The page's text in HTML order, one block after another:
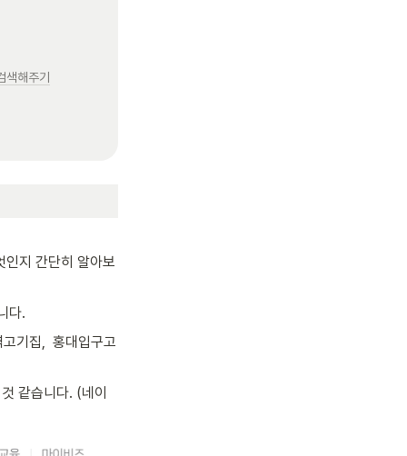
해주기
인지 간단히 알아보
다.
기집,  홍대입구고
같습니다. (네이